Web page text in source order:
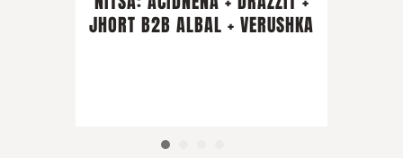
JHORT B2B ALBAL + VERUSHKA